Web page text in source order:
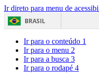
Ir direto para menu de
BRASIL
Ir para o conteúdo 1
Ir para o menu 2
Ir para a busca 3
Ir para o rodapé 4